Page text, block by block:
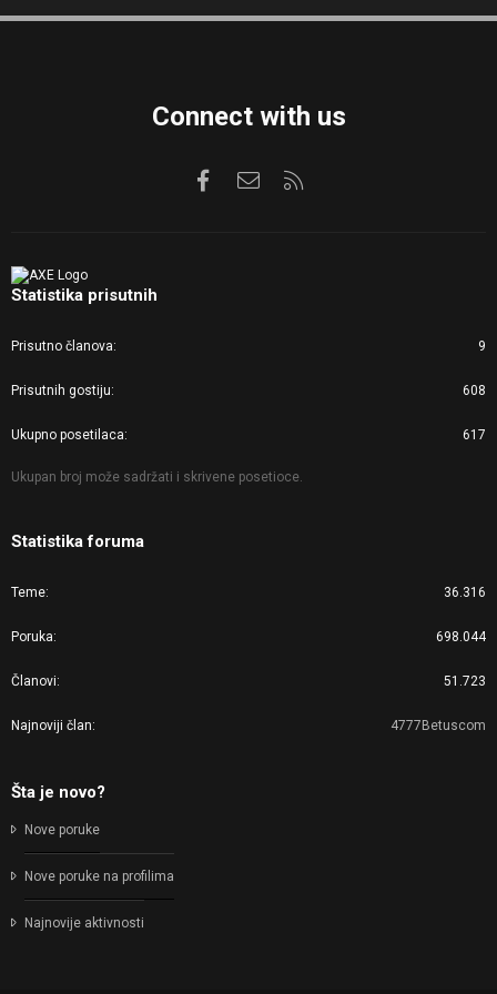
S
Connect with us
FacebookKontaktirajte nas
Statistika prisutnih
Prisutno članova 9
Prisutnih gostiju 608
Ukupno posetilaca 617
Ukupan broj može sadržati i skrivene posetioce.
Statistika foruma
Teme 36.316
Poruka 698.044
Članovi 51.723
Najnoviji član 4777Betuscom
Šta je novo?
Nove poruke
Nove poruke na profilima
Najnovije aktivnosti